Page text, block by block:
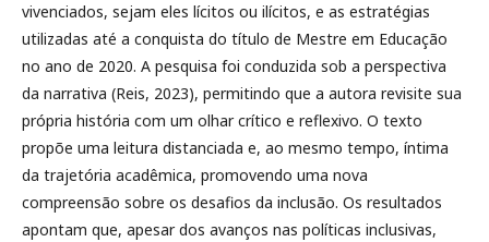
vivenciados, sejam eles lícitos ou ilícitos, e as estratégias
utilizadas até a conquista do título de Mestre em Educação
no ano de 2020. A pesquisa foi conduzida sob a perspectiva
da narrativa (Reis, 2023), permitindo que a autora revisite sua
própria história com um olhar crítico e reflexivo. O texto
propõe uma leitura distanciada e, ao mesmo tempo, íntima
da trajetória acadêmica, promovendo uma nova
compreensão sobre os desafios da inclusão. Os resultados
apontam que, apesar dos avanços nas políticas inclusivas,